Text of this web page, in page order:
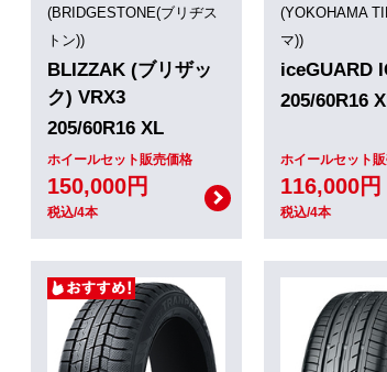
(BRIDGESTONE(ブリヂス
トン))
BLIZZAK (ブリザッ
ク) VRX3
205/60R16 XL
ホイールセット販売価格
150,000円
税込/4本
(YOKOHAMA
マ))
iceGUARD
205/60R16
ホイールセット
116,000円
税込/4本